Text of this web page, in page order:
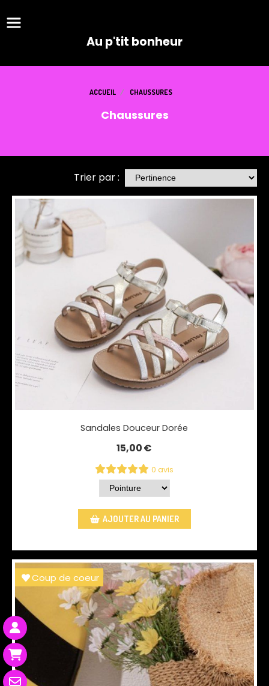
Au p'tit bonheur
ACCUEIL CHAUSSURES
Chaussures
Trier par :
Sandales Douceur Dorée
15,00€
0 avis
AJOUTER AU PANIER
Coup de coeur